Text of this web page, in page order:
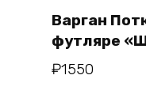
Варган
футляре
₽1550